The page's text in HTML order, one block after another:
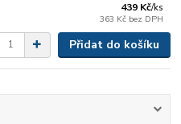
439 Kč/ks
363 Kč bez DPH
Přidat do košíku